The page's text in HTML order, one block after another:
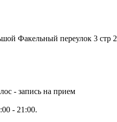
Факельный переулок 3 стр 2
- 21:00.